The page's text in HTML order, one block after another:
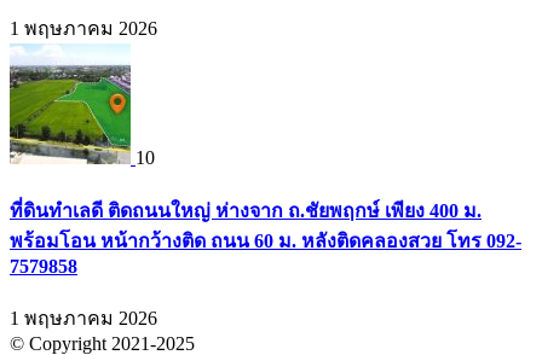
1 พฤษภาคม 2026
10
ที่ดินทำเลดี ติดถนนใหญ่ ห่างจาก ถ.ชัยพฤกษ์ เพียง 400 ม.
พร้อมโอน หน้ากว้างติด ถนน 60 ม. หลังติดคลองสวย โทร 092-
7579858
1 พฤษภาคม 2026
© Copyright 2021-2025